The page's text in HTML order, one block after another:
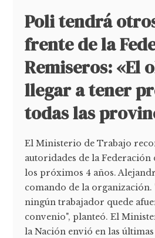
Poli tendrá
frente de la
Remiseros: «El
llegar a tener
todas las
El Ministerio de Trabajo
autoridades de la Federación
los próximos 4 años.
comando de la organización.
ningún trabajador quede
convenio", planteó. El
la Nación envió en las